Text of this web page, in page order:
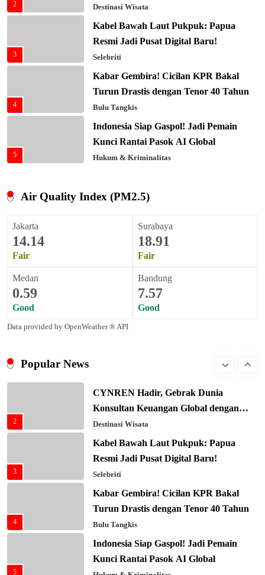
2
Sentuhan AI
Destinasi Wisata
3
Kabel Bawah Laut Pukpuk: Papua
Resmi Jadi Pusat Digital Baru!
Selebriti
4
Kabar Gembira! Cicilan KPR Bakal
Turun Drastis dengan Tenor 40 Tahun
Bulu Tangkis
5
Indonesia Siap Gaspol! Jadi Pemain
Kunci Rantai Pasok AI Global
Hukum & Kriminalitas
Negara G20 di Awal 2026
7
Keren! Baznas Bangun Sekolah Tenda
di Gaza, 600 Anak Palestina Kembali
Berita Nasional
8
Xenco Medical Raih Penghargaan
Bergengsi TIME100: Revolusi Medis
Masa Depan!
Hukum & Kriminalitas
Presiden Prabowo Gaspol Investasi
Konsultan Keuangan Global dengan
Sentuhan AI
Destinasi Wisata
Kabel Bawah Laut Pukpuk: Papua
Resmi Jadi Pusat Digital Baru!
Selebriti
Kabar Gembira! Cicilan KPR Bakal
Turun Drastis dengan Tenor 40 Tahun
Bulu Tangkis
Indonesia Siap Gaspol! Jadi Pemain
Kunci Rantai Pasok AI Global
Hukum & Kriminalitas
Air Quality Index (PM2.5)
Jakarta
14.14
Fair
Surabaya
18.91
Fair
Medan
0.59
Good
Bandung
7.57
Good
Data provided by OpenWeather ® API
Popular News
Indonesia Siap Gaspol! Jadi Pemain
Kunci Rantai Pasok AI Global
Ekonomi Indonesia Meroket! Kalahkan
Keren! Baznas Bangun Sekolah Tenda
di Gaza, 600 Anak Palestina Kembali
Berita Nasional
Xenco Medical Raih Penghargaan
Bergengsi TIME100: Revolusi Medis
Masa Depan!
Hukum & Kriminalitas
2
CYNREN Hadir, Gebrak Dunia
Konsultan Keuangan Global dengan
Sentuhan AI
Destinasi Wisata
3
Kabel Bawah Laut Pukpuk: Papua
Resmi Jadi Pusat Digital Baru!
Selebriti
4
Kabar Gembira! Cicilan KPR Bakal
Turun Drastis dengan Tenor 40 Tahun
Bulu Tangkis
5
Indonesia Siap Gaspol! Jadi Pemain
Kunci Rantai Pasok AI Global